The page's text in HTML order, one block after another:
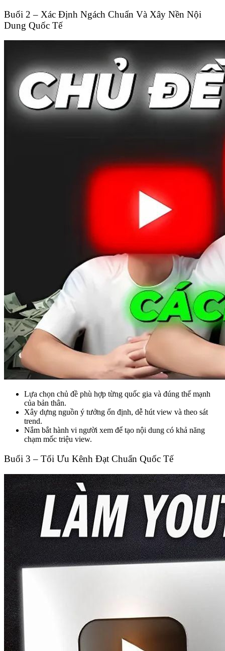
Buổi 2 – Xác Định Ngách Chuẩn Và Xây Nền Nội
Dung Quốc Tế
Lựa chọn chủ đề phù hợp từng quốc gia và đúng thế mạnh
của bản thân.
Xây dựng nguồn ý tưởng ổn định, dễ hút view và theo sát
trend.
Nắm bắt hành vi người xem để tạo nội dung có khả năng
chạm mốc triệu view.
Buổi 3 – Tối Ưu Kênh Đạt Chuẩn Quốc Tế